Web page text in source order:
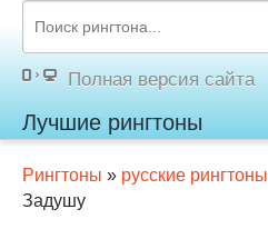
Полная версия сайта
Лучшие рингтоны
Рингтоны » русские рингтоны
Задушу